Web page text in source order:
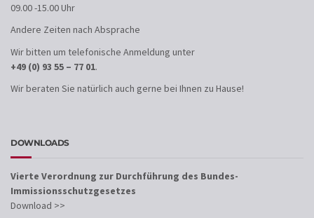
09.00 -15.00 Uhr
Andere Zeiten nach Absprache
Wir bitten um telefonische Anmeldung unter
+49 (0) 93 55 – 77 01.
Wir beraten Sie natürlich auch gerne bei Ihnen zu Hause!
DOWNLOADS
Vierte Verordnung zur Durchführung des Bundes-
Immissionsschutzgesetzes
Download >>